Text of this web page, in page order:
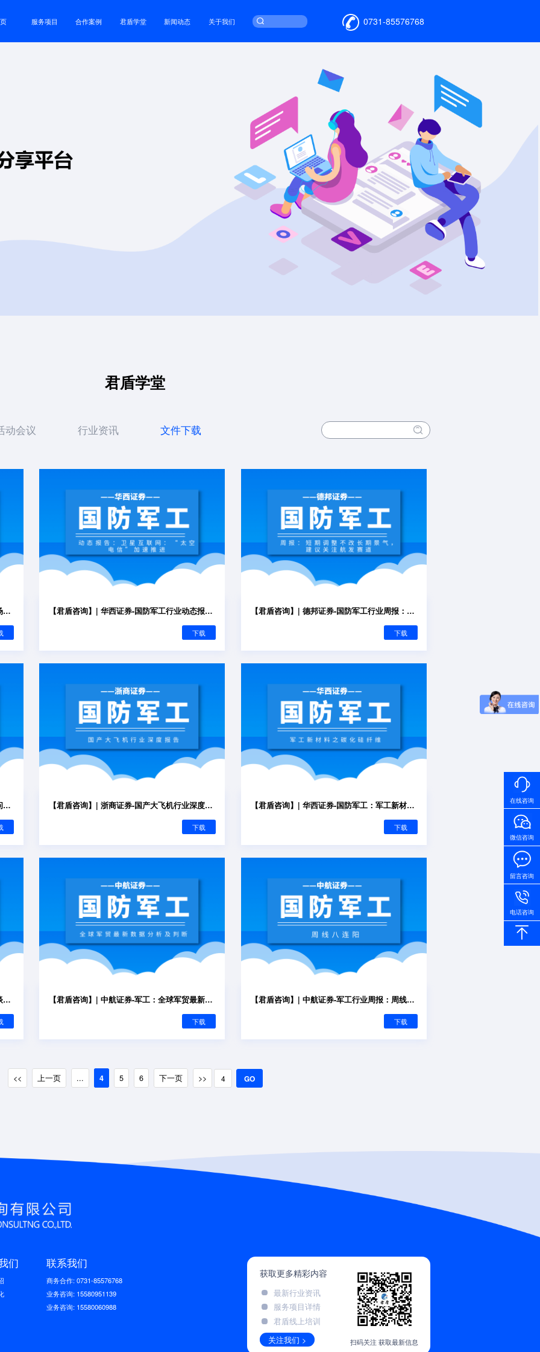
服务项目 合作案例 君盾学堂 新闻动态 关于我们 0731-85576768
君盾学堂
动会议 行业资讯 文件下载
【君盾咨询】| 山西证券-国防军工：俄乌战场态势定期更新-赫尔松方向 【君盾咨询】| 华西证券-国防军工行业动态报告：卫星互联网：“太空电信”加速推进
下载
【君盾咨询】| 德邦证券-国防军工行业周报：短期调整不改长期景气，建议关注航发赛道
下载
【君盾咨询】| 安信证券-安信军工周观察：问天科学实验舱发射成功，我国舰载无人直升机完成试飞 【君盾咨询】| 浙商证券-国产大飞机行业深度报告：大国重器，自主可控打开千亿市场
下载
【君盾咨询】| 华西证券-国防军工：军工新材料之碳化硅纤维：航空发动机热端结构理想材料
下载
【君盾咨询】| 中航证券-军工行业周报：谈谈中报行情 【君盾咨询】| 中航证券-军工：全球军贸最新数据分析及判断-止戈为武，以战止战
下载
【君盾咨询】| 中航证券-军工行业周报：周线八连阳
下载
<< 上一页 ... 4 5 6 下一页 >>
们 联系我们
商务合作: 0731-85576768
业务咨询: 15580951139
业务咨询: 15580060988
获取更多精彩内容
最新行业资讯
服务项目详情
君盾线上培训
关注我们 >
扫码关注 获取最新信息
在线咨询
微信咨询
留言咨询
电话咨询